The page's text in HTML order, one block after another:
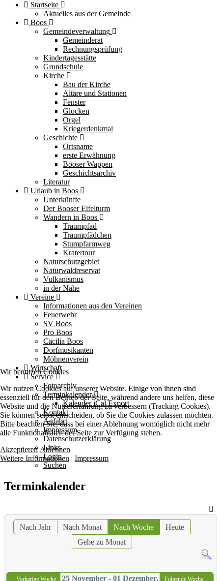
Startseite
Aktuelles aus der Gemeinde
Boos
Gemeindeverwaltung
Gemeinderat
Rechnungsprüfung
Kindertagesstätte
Grundschule
Kirche
Bau der Kirche
Altäre und Stationen
Fenster
Glocken
Orgel
Kriegerdenkmal
Geschichte
Ortsname
erste Erwähnung
Booser Wappen
Geschichtsarchiv
Literatur
Urlaub in Boos
Unterkünfte
Der Booser Eifelturm
Wandern in Boos
Traumpfad
Traumpfädchen
Stumpfarmweg
Kratertour
Naturschutzgebiet
Naturwaldreservat
Vulkanismus
in der Nähe
Vereine
Informationen aus den Vereinen
Feuerwehr
SV Boos
Pro Boos
Cäcilia Boos
Dorfmusikanten
Möhnenverein
Wirtschaft
Service
Fotoarchiv
Terminkalender
Kalender iCal Export
Kontakt
Anfahrt
Impressum
Datenschutzerklärung
Links
Login
Suchen
Terminkalender
Nach Jahr Nach Monat Nach Woche
Heute
Gehe zu Monat
Vorherige Woche
25 November - 01 Dezember,
Folgende Woche
Wir benutzen Cookies
Wir nutzen Cookies auf unserer Website. Einige von ihnen sind
essenziell für den Betrieb der Seite, während andere uns helfen, diese
Website und die Nutzererfahrung zu verbessern (Tracking Cookies).
Sie können selbst entscheiden, ob Sie die Cookies zulassen möchten.
Bitte beachten Sie, dass bei einer Ablehnung womöglich nicht mehr
alle Funktionalitäten der Seite zur Verfügung stehen.
Akzeptieren Ablehnen
Weitere Informationen | Impressum